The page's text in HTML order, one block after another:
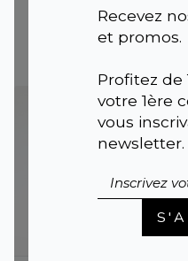
Recevez
et promos.
Profitez de
votre 1ère
vous
newsletter.